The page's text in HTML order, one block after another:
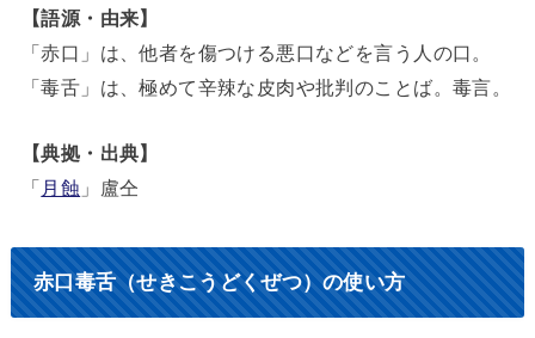
【語源・由来】
「赤口」は、他者を傷つける悪口などを言う人の口。
「毒舌」は、極めて辛辣な皮肉や批判のことば。毒言。
【典拠・出典】
「 月蝕 」盧仝
赤口毒舌（せきこうどくぜつ）の使い方